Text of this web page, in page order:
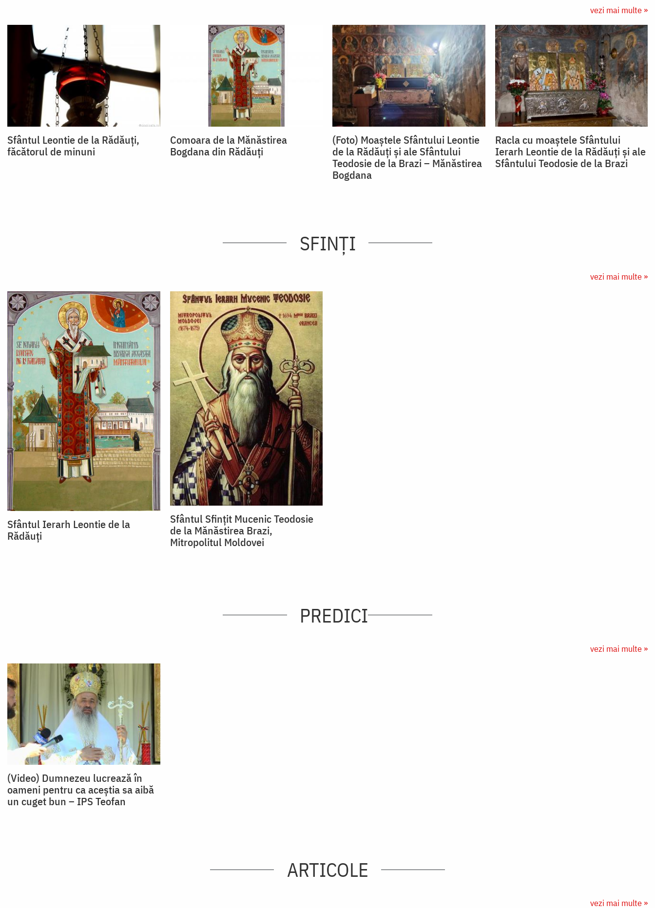
vezi mai multe »
Sfântul Leontie de la Rădăuți,
făcătorul de minuni
Comoara de la Mănăstirea
Bogdana din Rădăuți
(Foto) Moaștele Sfântului Leontie
de la Rădăuți și ale Sfântului
Teodosie de la Brazi – Mănăstirea
Bogdana
Racla cu moaștele Sfântului
Ierarh Leontie de la Rădăuți și ale
Sfântului Teodosie de la Brazi
SFINȚI
vezi mai multe »
Sfântul Ierarh Leontie de la
Rădăuți
Sfântul Sfințit Mucenic Teodosie
de la Mănăstirea Brazi,
Mitropolitul Moldovei
PREDICI
vezi mai multe »
(Video) Dumnezeu lucrează în
oameni pentru ca aceștia sa aibă
un cuget bun – IPS Teofan
ARTICOLE
vezi mai multe »